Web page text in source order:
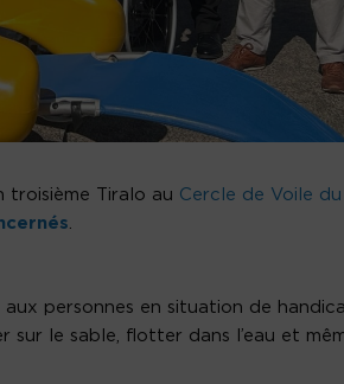
troisième Tiralo au Cercle de Voile du
.
personnes en situation de
le sable, flotter dans l’eau et